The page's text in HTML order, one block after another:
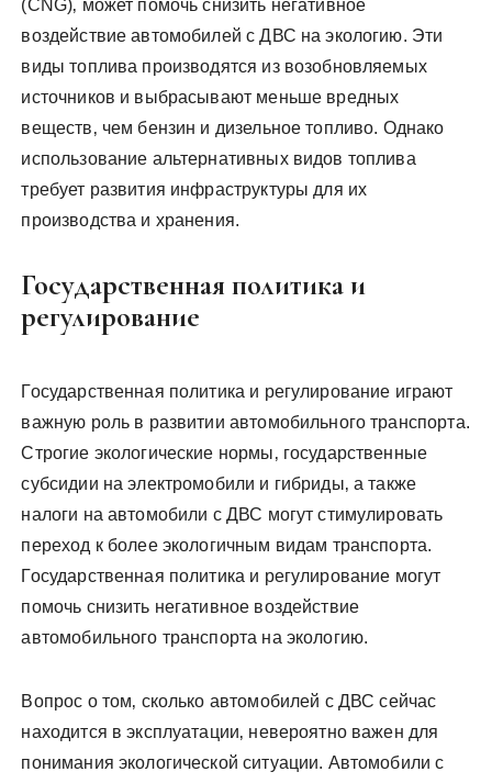
(CNG)‚ может помочь снизить негативное
воздействие автомобилей с ДВС на экологию. Эти
виды топлива производятся из возобновляемых
источников и выбрасывают меньше вредных
веществ‚ чем бензин и дизельное топливо. Однако
использование альтернативных видов топлива
требует развития инфраструктуры для их
производства и хранения.
Государственная политика и
регулирование
Государственная политика и регулирование играют
важную роль в развитии автомобильного транспорта.
Строгие экологические нормы‚ государственные
субсидии на электромобили и гибриды‚ а также
налоги на автомобили с ДВС могут стимулировать
переход к более экологичным видам транспорта.
Государственная политика и регулирование могут
помочь снизить негативное воздействие
автомобильного транспорта на экологию.
Вопрос о том‚ сколько автомобилей с ДВС сейчас
находится в эксплуатации‚ невероятно важен для
понимания экологической ситуации. Автомобили с